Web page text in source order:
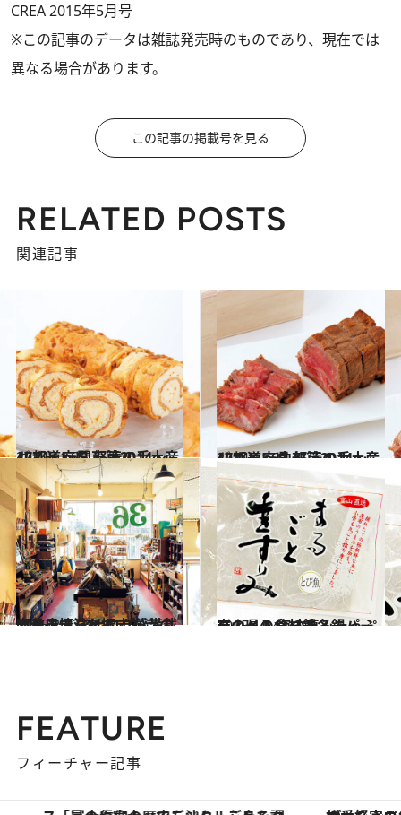
CREA 2015年5月号
※この記事のデータは雑誌発売時のものであり、現在では
異なる場合があります。
この記事の掲載号を見る
RELATED POSTS
関連記事
2014.11.25
47都道府県 怒涛の手土産リスト ～関東篇2014～
グルメ 2014.11.27
47都道府県 怒涛の手土産リスト ～中部篇2014～
グルメ
2015.2.22
昭和風情溢れる吉祥寺の文具店で アナログ感満載のアイテムを探す
ライフスタイル 2015.1.24
富山県の食材で冬鍋パーティー！ 海の恵みたっぷりのヘルシー鍋
グルメ
FEATURE
フィーチャー記事